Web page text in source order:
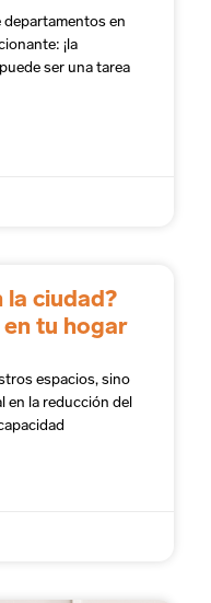
departamentos en
¡la
ser una tarea
la ciudad?
en tu hogar
espacios, sino
en la reducción del